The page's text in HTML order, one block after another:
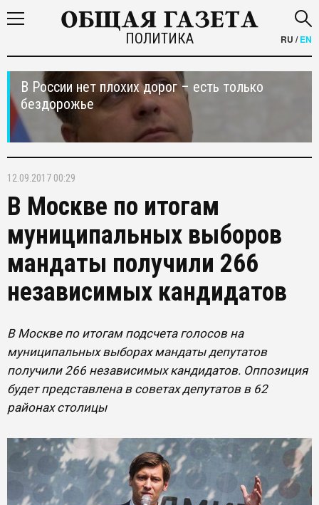
ПОЛИТИКА RU /EN
В России нет плохих дорог – есть только
бездорожье
12.09.2017 00:29
В Москве по итогам
муниципальных выборов
мандаты получили 266
независимых кандидатов
В Москве по итогам подсчета голосов на
муниципальных выборах мандаты депутатов
получили 266 независимых кандидатов. Оппозиция
будет представлена в советах депутатов в 62
районах столицы